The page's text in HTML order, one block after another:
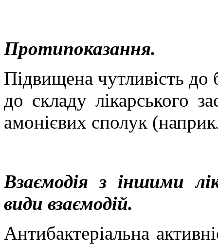
Протипоказання.
Підвищена чутливість до
до складу лікарського
амонієвих сполук
Взаємодія з іншими
види взаємодій.
Антибактеріальна